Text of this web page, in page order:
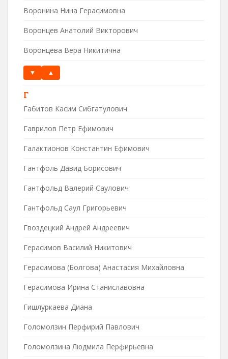
Воронина Нина Герасимовна
Воронцев Анатолий Викторович
Воронцева Вера Никитична
▼ ▲
Г
Габитов Касим Сибгатулович
Гаврилов Петр Ефимович
Галактионов Константин Ефимович
Гантфоль Давид Борисович
Гантфольд Валерий Саулович
Гантфольд Саул Григорьевич
Гвоздецкий Андрей Андреевич
Герасимов Василий Никитович
Герасимова (Болгова) Анастасия Михайловна
Герасимова Ирина Станиславовна
Гишлуркаева Диана
Голомолзин Перфирий Павлович
Голомолзина Людмила Перфирьевна